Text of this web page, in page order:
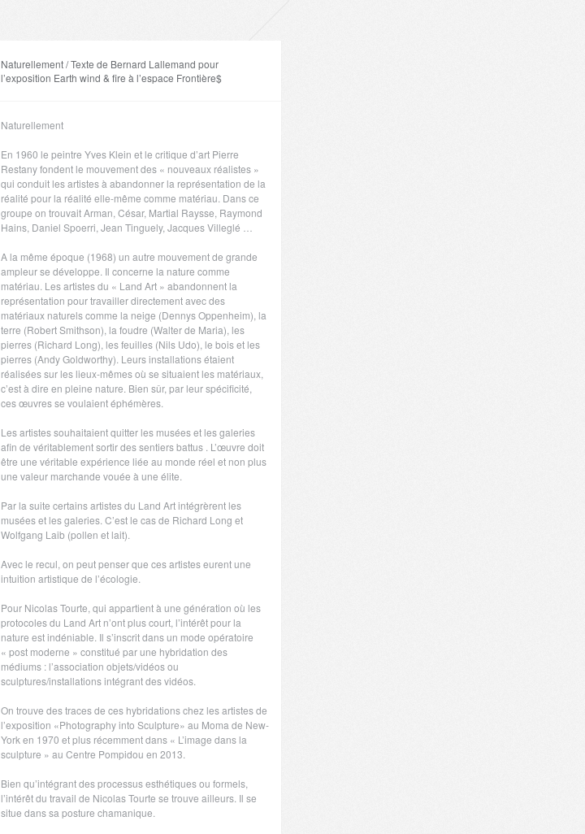
Naturellement / Texte de Bernard Lallemand pour
l’exposition Earth wind & fire à l’espace Frontière$
Naturellement
En 1960 le peintre Yves Klein et le critique d’art Pierre
Restany fondent le mouvement des « nouveaux réalistes »
qui conduit les artistes à abandonner la représentation de la
réalité pour la réalité elle-même comme matériau. Dans ce
groupe on trouvait Arman, César, Martial Raysse, Raymond
Hains, Daniel Spoerri, Jean Tinguely, Jacques Villeglé …
A la même époque (1968) un autre mouvement de grande
ampleur se développe. Il concerne la nature comme
matériau. Les artistes du « Land Art » abandonnent la
représentation pour travailler directement avec des
matériaux naturels comme la neige (Dennys Oppenheim), la
terre (Robert Smithson), la foudre (Walter de Maria), les
pierres (Richard Long), les feuilles (Nils Udo), le bois et les
pierres (Andy Goldworthy). Leurs installations étaient
réalisées sur les lieux-mêmes où se situaient les matériaux,
c’est à dire en pleine nature. Bien sûr, par leur spécificité,
ces œuvres se voulaient éphémères.
Les artistes souhaitaient quitter les musées et les galeries
afin de véritablement sortir des sentiers battus . L’œuvre doit
être une véritable expérience liée au monde réel et non plus
une valeur marchande vouée à une élite.
Par la suite certains artistes du Land Art intégrèrent les
musées et les galeries. C’est le cas de Richard Long et
Wolfgang Laib (pollen et lait).
Avec le recul, on peut penser que ces artistes eurent une
intuition artistique de l’écologie.
Pour Nicolas Tourte, qui appartient à une génération où les
protocoles du Land Art n’ont plus court, l’intérêt pour la
nature est indéniable. Il s’inscrit dans un mode opératoire
« post moderne » constitué par une hybridation des
médiums : l’association objets/vidéos ou
sculptures/installations intégrant des vidéos.
On trouve des traces de ces hybridations chez les artistes de
l’exposition «Photography into Sculpture» au Moma de New-
York en 1970 et plus récemment dans « L’image dans la
sculpture » au Centre Pompidou en 2013.
Bien qu’intégrant des processus esthétiques ou formels,
l’intérêt du travail de Nicolas Tourte se trouve ailleurs. Il se
situe dans sa posture chamanique.